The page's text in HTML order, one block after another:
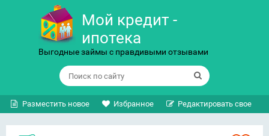
Мой кредит -
ипотека
Выгодные займы с правдивыми отзывами
Разместить новое Избранное Редактировать свое